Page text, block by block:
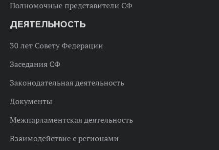
Полномочные представители СФ
ДЕЯТЕЛЬНОСТЬ
30 лет Совету Федерации
Заседания СФ
Законодательная деятельность
Документы
Межпарламентская деятельность
Взаимодействие с регионами